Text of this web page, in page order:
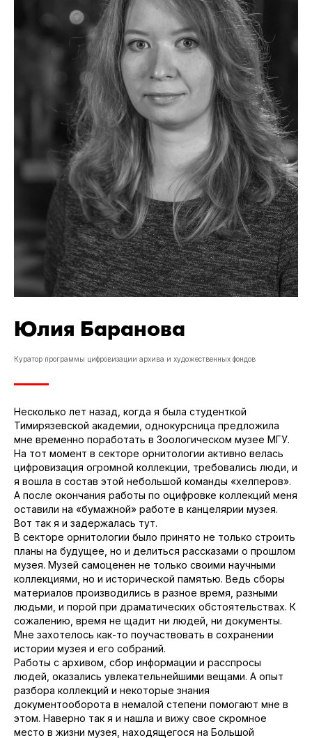
Юлия Баранова
Куратор программы цифровизации архива и художественных фондов
Несколько лет назад, когда я была студенткой
Тимирязевской академии, однокурсница предложила
мне временно поработать в Зоологическом музее МГУ.
На тот момент в секторе орнитологии активно велась
цифровизация огромной коллекции, требовались люди, и
я вошла в состав этой небольшой команды «хелперов».
А после окончания работы по оцифровке коллекций меня
оставили на «бумажной» работе в канцелярии музея.
Вот так я и задержалась тут.
В секторе орнитологии было принято не только строить
планы на будущее, но и делиться рассказами о прошлом
музея. Музей самоценен не только своими научными
коллекциями, но и исторической памятью. Ведь сборы
материалов производились в разное время, разными
людьми, и порой при драматических обстоятельствах. К
сожалению, время не щадит ни людей, ни документы.
Мне захотелось как-то поучаствовать в сохранении
истории музея и его собраний.
Работы с архивом, сбор информации и расспросы
людей, оказались увлекательнейшими вещами. А опыт
разбора коллекций и некоторые знания
документооборота в немалой степени помогают мне в
этом. Наверно так я и нашла и вижу свое скромное
место в жизни музея, находящегося на Большой